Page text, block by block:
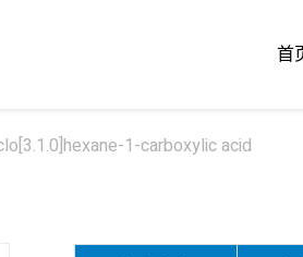
首
1-carboxylic acid